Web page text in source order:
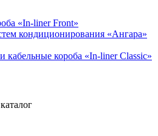
«In-liner Front»
кондиционирования «Ангара»
короба «In-liner Classic»